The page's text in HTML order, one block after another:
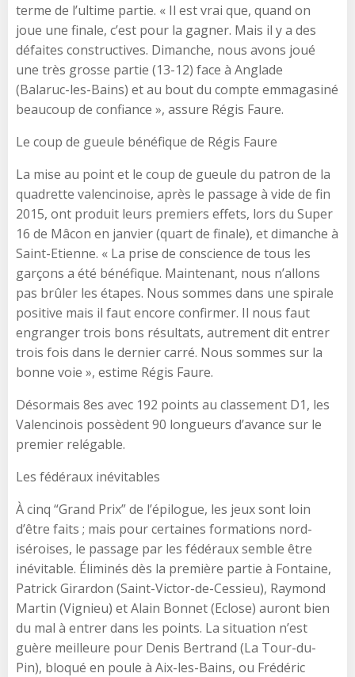
terme de l’ultime partie. « Il est vrai que, quand on
joue une finale, c’est pour la gagner. Mais il y a des
défaites constructives. Dimanche, nous avons joué
une très grosse partie (13-12) face à Anglade
(Balaruc-les-Bains) et au bout du compte emmagasiné
beaucoup de confiance », assure Régis Faure.
Le coup de gueule bénéfique de Régis Faure
La mise au point et le coup de gueule du patron de la
quadrette valencinoise, après le passage à vide de fin
2015, ont produit leurs premiers effets, lors du Super
16 de Mâcon en janvier (quart de finale), et dimanche à
Saint-Etienne. « La prise de conscience de tous les
garçons a été bénéfique. Maintenant, nous n’allons
pas brûler les étapes. Nous sommes dans une spirale
positive mais il faut encore confirmer. Il nous faut
engranger trois bons résultats, autrement dit entrer
trois fois dans le dernier carré. Nous sommes sur la
bonne voie », estime Régis Faure.
Désormais 8es avec 192 points au classement D1, les
Valencinois possèdent 90 longueurs d’avance sur le
premier relégable.
Les fédéraux inévitables
À cinq “Grand Prix” de l’épilogue, les jeux sont loin
d’être faits ; mais pour certaines formations nord-
iséroises, le passage par les fédéraux semble être
inévitable. Éliminés dès la première partie à Fontaine,
Patrick Girardon (Saint-Victor-de-Cessieu), Raymond
Martin (Vignieu) et Alain Bonnet (Eclose) auront bien
du mal à entrer dans les points. La situation n’est
guère meilleure pour Denis Bertrand (La Tour-du-
Pin), bloqué en poule à Aix-les-Bains, ou Frédéric